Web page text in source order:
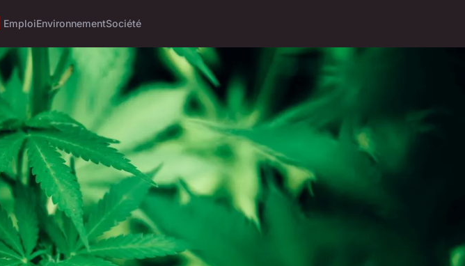
EmploiEnvironnementSociété